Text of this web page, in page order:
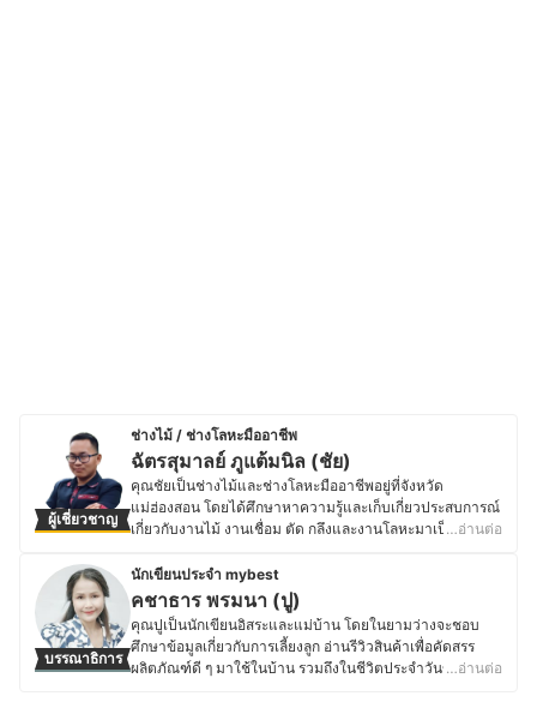
ผู้เชี่ยวชาญ
ช่างไม้ / ช่างโลหะมืออาชีพ
ฉัตรสุมาลย์ ภูแต้มนิล (ชัย)
คุณชัยเป็นช่างไม้และช่างโลหะมืออาชีพอยู่ที่จังหวัด
แม่ฮ่องสอน โดยได้ศึกษาหาความรู้และเก็บเกี่ยวประสบการณ์
เกี่ยวกับงานไม้ งานเชื่อม ตัด กลึงและงานโลหะมาเป็นระยะ
ที่ชื่อว่า CHANA Craft ที่คอยให้ความรู้เกี่ยวกับการสร้าง
ศิลปะด้วยงานไม้ไผ่ ซึ่งมีผู้ติดตามมากกว่า 100,000 คน และ
ยังเป็นเจ้าของเพจ ชาน่า คราฟต์ Chana Craft ใน
Facebook ที่มีผู้ติดตามมากกว่า 80,000 คน งานไม้ของคุณ
ชัยเริ่มจากการทำเครื่องดนตรีอีสาน จนนำไปสู่การทำ
เฟอร์นิเจอร์ไม้ จากวันแรกที่ใช้เพียงมีดในการถากไม้ขึ้นรูป
…อ่านต่อ
บรรณาธิการ
นักเขียนประจำ mybest
คชาธาร พรมนา (ปู)
คุณปูเป็นนักเขียนอิสระและแม่บ้าน โดยในยามว่างจะชอบ
ศึกษาข้อมูลเกี่ยวกับการเลี้ยงลูก อ่านรีวิวสินค้าเพื่อคัดสรร
ผลิตภัณฑ์ดี ๆ มาใช้ในบ้าน รวมถึงในชีวิตประจำวันของลูก
…อ่านต่อ